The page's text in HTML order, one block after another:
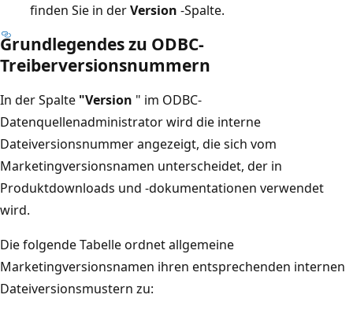
finden Sie in derVersion -Spalte.
Grundlegendes zu ODBC-
Treiberversionsnummern
In der Spalte "Version " im ODBC-
Datenquellenadministrator wird die interne
Dateiversionsnummer angezeigt, die sich vom
Marketingversionsnamen unterscheidet, der in
Produktdownloads und -dokumentationen verwendet
wird.
Die folgende Tabelle ordnet allgemeine
Marketingversionsnamen ihren entsprechenden internen
Dateiversionsmustern zu: